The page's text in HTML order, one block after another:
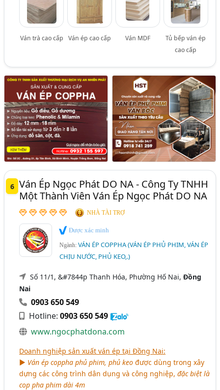
Ván trà cao cấp Ván ép cao cấp Ván MDF
Tủ bếp ván ép
cao cấp
6 Ván Ép Ngọc Phát DO NA - Công Ty TNHH
Một Thành Viên Ván Ép Ngọc Phát DO NA
NHÀ TÀI TRỢ
Được xác minh
Ngành:VÁN ÉP COPPHA (VÁN ÉP PHỦ PHIM, VÁN ÉP
CHỊU NƯỚC, PHỦ KEO,.)
Số 11/1, &#7844p Thanh Hóa, Phường Hố Nai,Đồng
Nai
0903 650 549
Hotline:0903 650 549
www.ngocphatdona.com
Doanh nghiệp sản xuất ván ép tại Đồng Nai:
► Ván ép coppha phủ phim, phủ keo được dùng trong xây
dựng các công trình dân dụng và công nghiệp,đặc biệt là
cop pha phim dài 4m